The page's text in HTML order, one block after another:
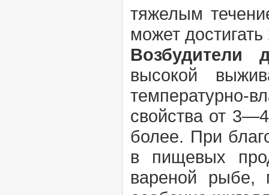
тяжелым
может
Возбудители
высокой
температурно-
свойства от
более. При
в пищевых
вареной рыбе,